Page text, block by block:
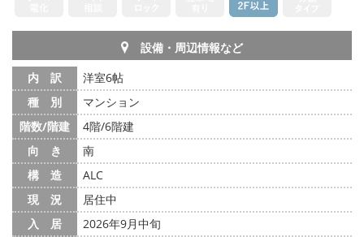
設備・周辺情報など
内 訳
洋室6帖
種 別
マンション
階数/階建
4階/6階建
向 き
南
構 造
ALC
現 況
居住中
入 居
2026年9月中旬